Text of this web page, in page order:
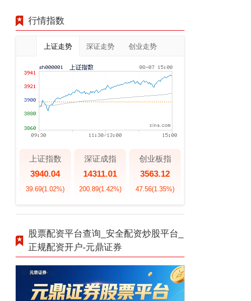
行情指数
上证走势 深证走势 创业走势
上证指数
3940.04
39.69(1.02%)
深证成指
14311.01
200.89(1.42%)
创业板指
3563.12
47.56(1.35%)
股票配资平台查询_安全配资炒股平台_
正规配资开户-元鼎证券